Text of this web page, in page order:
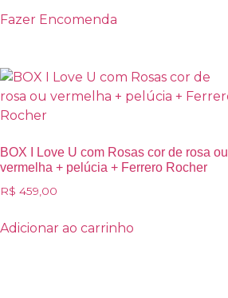
Fazer Encomenda
BOX I Love U com Rosas cor de rosa ou
vermelha + pelúcia + Ferrero Rocher
R$ 459,00
Adicionar ao carrinho